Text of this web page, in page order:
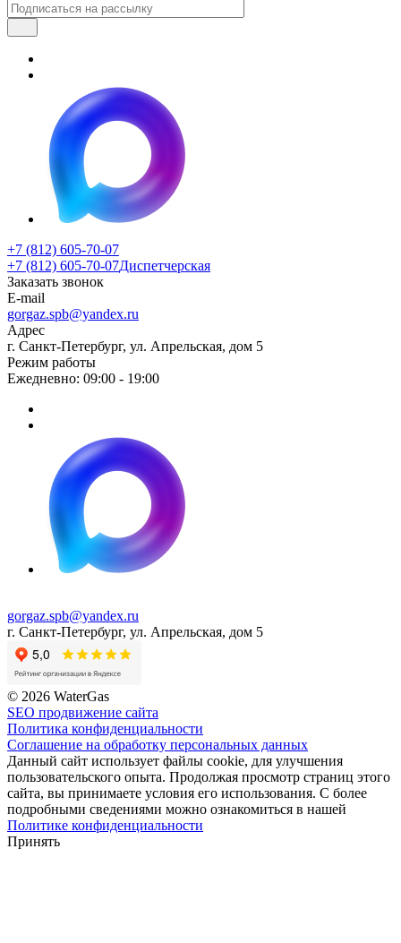
+7 (812) 605-70-07
+7 (812) 605-70-07Диспетчерская
Заказать звонок
E-mail
gorgaz.spb@yandex.ru
Адрес
г. Санкт-Петербург, ул. Апрельская, дом 5
Режим работы
Ежедневно: 09:00 - 19:00
gorgaz.spb@yandex.ru
г. Санкт-Петербург, ул. Апрельская, дом 5
© 2026 WaterGas
SEO продвижение сайта
Политика конфиденциальности
Соглашение на обработку персональных данных
Данный сайт использует файлы cookie, для улучшения
пользовательского опыта. Продолжая просмотр страниц этого
сайта, вы принимаете условия его использования. С более
подробными сведениями можно ознакомиться в нашей
Политике конфиденциальности
Принять